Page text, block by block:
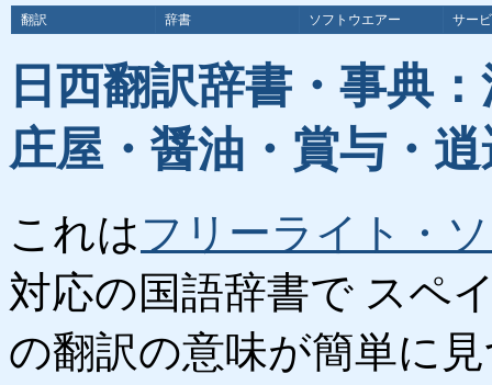
翻訳 辞書 ソフトウエアー サー
日西翻訳辞書・事典
庄屋・醤油・賞与・
これはフリーライト・
対応の国語辞書で スペ
の翻訳の意味が簡単に